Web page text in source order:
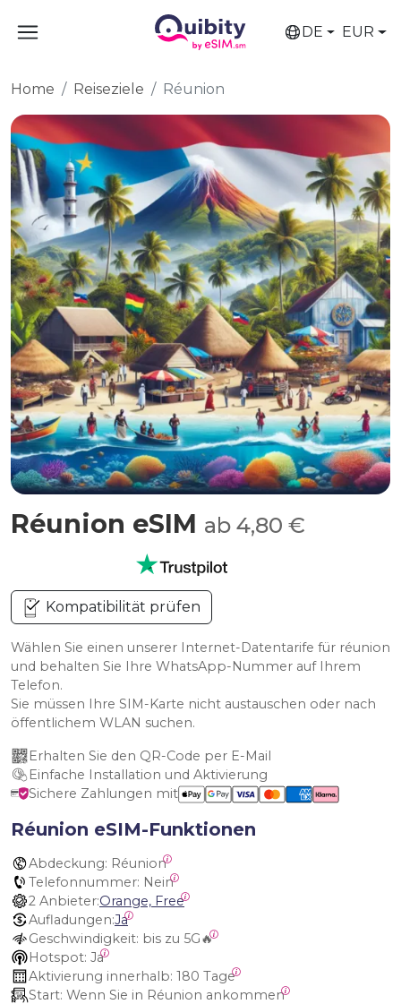
DE EUR
Home Reiseziele Réunion
Réunion eSIM ab 4,80 €
Kompatibilität prüfen
Wählen Sie einen unserer Internet-Datentarife für réunion
und behalten Sie Ihre WhatsApp-Nummer auf Ihrem
Telefon.
Sie müssen Ihre SIM-Karte nicht austauschen oder nach
öffentlichem WLAN suchen.
Erhalten Sie den QR-Code per E-Mail
Einfache Installation und Aktivierung
Sichere Zahlungen mit
Réunion eSIM-Funktionen
Abdeckung: Réunion
Telefonnummer: Nein
2 Anbieter:Orange, Free
Aufladungen:Ja
Geschwindigkeit: bis zu 5G🔥
Hotspot: Ja
Aktivierung innerhalb: 180 Tage
Start: Wenn Sie in Réunion ankommen